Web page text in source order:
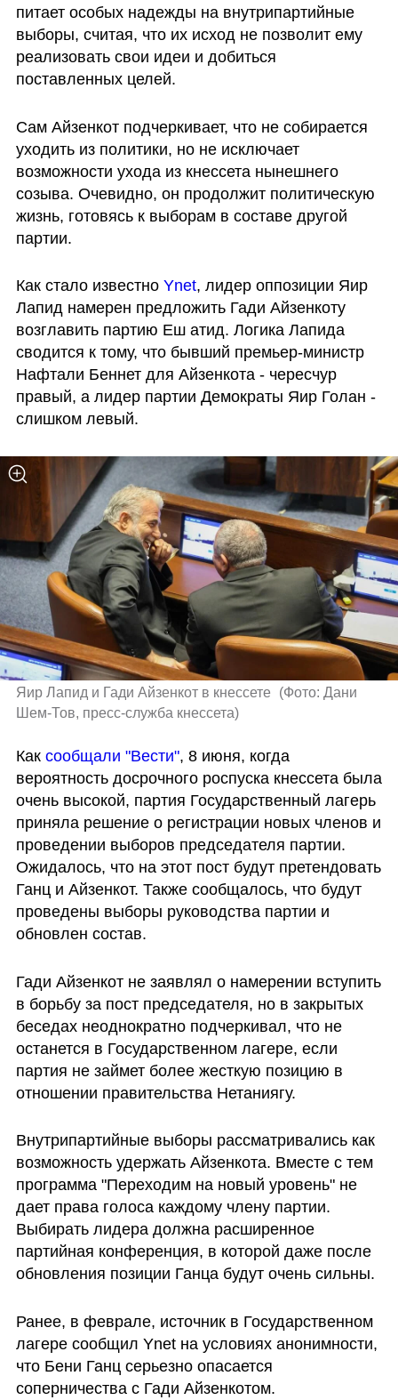
питает особых надежды на внутрипартийные
выборы, считая, что их исход не позволит ему
реализовать свои идеи и добиться
поставленных целей.
Сам Айзенкот подчеркивает, что не собирается
уходить из политики, но не исключает
возможности ухода из кнессета нынешнего
созыва. Очевидно, он продолжит политическую
жизнь, готовясь к выборам в составе другой
партии.
Как стало известно Ynet, лидер оппозиции Яир
Лапид намерен предложить Гади Айзенкоту
возглавить партию Еш атид. Логика Лапида
сводится к тому, что бывший премьер-министр
Нафтали Беннет для Айзенкота - чересчур
правый, а лидер партии Демократы Яир Голан -
слишком левый.
Яир Лапид и Гади Айзенкот в кнессете (Фото: Дани
Шем-Тов, пресс-служба кнессета)
Как сообщали "Вести", 8 июня, когда
вероятность досрочного роспуска кнессета была
очень высокой, партия Государственный лагерь
приняла решение о регистрации новых членов и
проведении выборов председателя партии.
Ожидалось, что на этот пост будут претендовать
Ганц и Айзенкот. Также сообщалось, что будут
проведены выборы руководства партии и
обновлен состав.
Гади Айзенкот не заявлял о намерении вступить
в борьбу за пост председателя, но в закрытых
беседах неоднократно подчеркивал, что не
останется в Государственном лагере, если
партия не займет более жесткую позицию в
отношении правительства Нетаниягу.
Внутрипартийные выборы рассматривались как
возможность удержать Айзенкота. Вместе с тем
программа "Переходим на новый уровень" не
дает права голоса каждому члену партии.
Выбирать лидера должна расширенное
партийная конференция, в которой даже после
обновления позиции Ганца будут очень сильны.
Ранее, в феврале, источник в Государственном
лагере сообщил Ynet на условиях анонимности,
что Бени Ганц серьезно опасается
соперничества с Гади Айзенкотом.